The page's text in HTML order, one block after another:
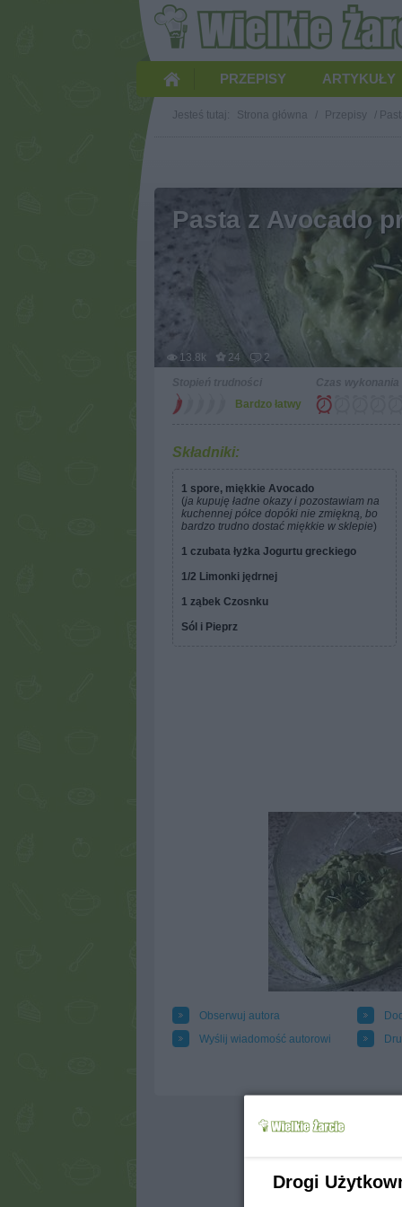
PRZEPISY ARTYKUŁY
Jesteś tutaj: Strona główna / Przepisy /
Pasta z Avocado
13.8k 24
2
Bardzo łatwy
Składniki:
1 spore, miękkie Avocado
(ja kupuję ładne okazy i pozostawiam na
kuchennej półce dopóki nie zmiękną, bo
bardzo trudno dostać miękkie w sklepie)
1 czubata łyżka Jogurtu greckiego
1/2 Limonki jędrnej
1 ząbek Czosnku
Sól i Pieprz
Obserwuj autora
Wyślij wiadomość autorowi
Drogi